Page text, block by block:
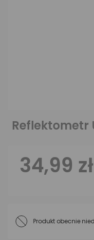
Reflektometr
34,99 zł
Produkt obecnie